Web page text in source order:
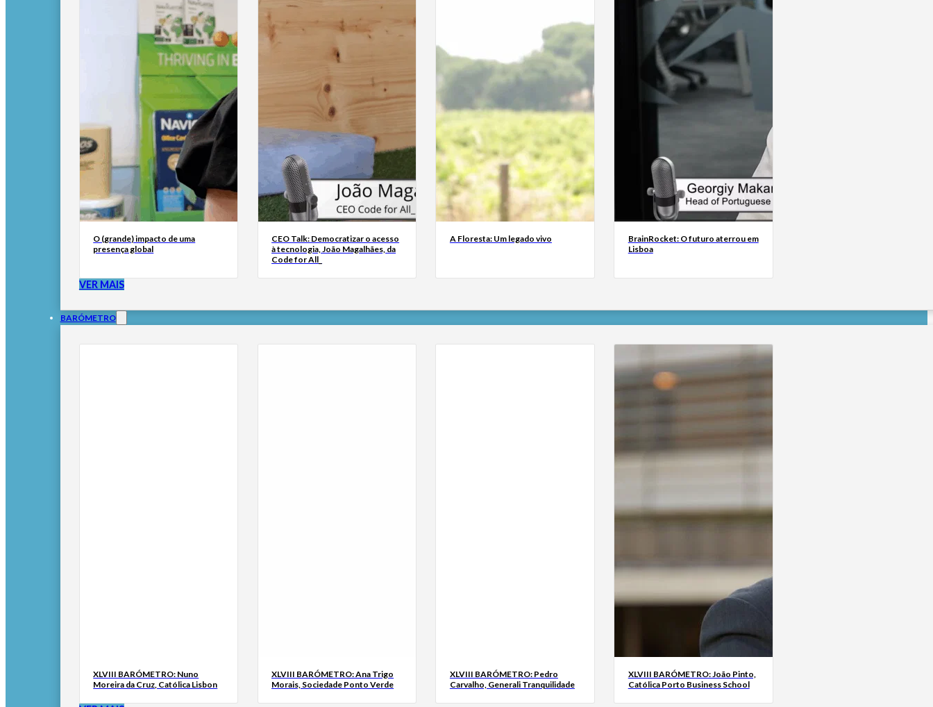
O (grande) impacto de uma
presença global
CEO Talk: Democratizar o acesso
à tecnologia, João Magalhães, da
Code for All_
A Floresta: Um legado vivo
BrainRocket: O futuro aterrou em
Lisboa
VER MAIS
BARÓMETRO
XLVIII BARÓMETRO: Nuno
Moreira da Cruz, Católica Lisbon
XLVIII BARÓMETRO: Ana Trigo
Morais, Sociedade Ponto Verde
XLVIII BARÓMETRO: Pedro
Carvalho, Generali Tranquilidade
XLVIII BARÓMETRO: João Pinto,
Católica Porto Business School